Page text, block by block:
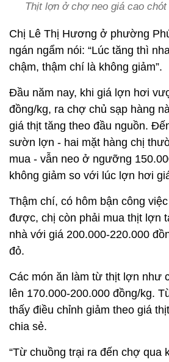
Thịt lợn ở chợ neo giá cao
Chị Lê Thị Hương ở phường
ngán ngẩm nói: “Lúc tăng thì
chậm, thậm chí là không giảm”.
Đầu năm nay, khi giá lợn hơi
đồng/kg, ra chợ chủ sạp hàng
giá thịt tăng theo đầu nguồn.
sườn lợn - hai mặt hàng chị
mua - vẫn neo ở ngưỡng
không giảm so với lúc lợn hơi
Thậm chí, có hôm bận công
được, chị còn phải mua thịt lợn
nhà với giá 200.000-220.000
đỏ.
Các món ăn làm từ thịt lợn như
lên 170.000-200.000 đồng/kg.
thấy điều chỉnh giảm theo giá
chia sẻ.
“Từ chuồng trại ra đến chợ qua